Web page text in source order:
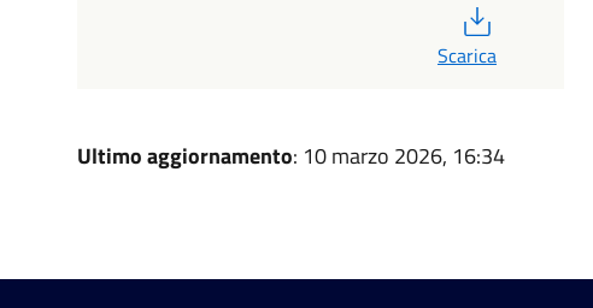
Scarica
Ultimo aggiornamento: 10 marzo 2026, 16:34